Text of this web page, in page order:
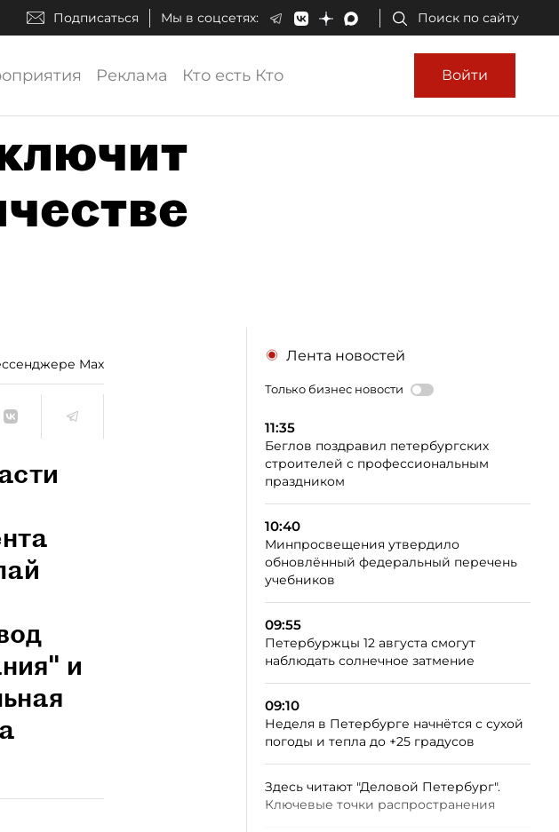
Подписаться Мы в соцсетях: Поиск по сайту
Реклама Кто есть Кто Войти
Max
и
Лента новостей
Только бизнес новости
11:35
Беглов поздравил петербургских
строителей с профессиональным
праздником
10:40
Минпросвещения утвердило
обновлённый федеральный перечень
учебников
09:55
Петербуржцы 12 августа смогут
наблюдать солнечное затмение
09:10
Неделя в Петербурге начнётся с сухой
погоды и тепла до +25 градусов
Здесь читают "Деловой Петербург".
Ключевые точки распространения